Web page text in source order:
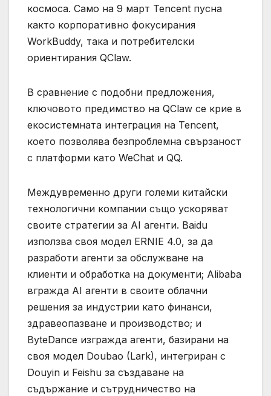
космоса. Само на 9 март Tencent пусна
както корпоративно фокусирания
WorkBuddy, така и потребителски
ориентирания QClaw.
В сравнение с подобни предложения,
ключовото предимство на QClaw се крие в
екосистемната интеграция на Tencent,
което позволява безпроблемна свързаност
с платформи като WeChat и QQ.
Междувременно други големи китайски
технологични компании също ускоряват
своите стратегии за AI агенти. Baidu
използва своя модел ERNIE 4.0, за да
разработи агенти за обслужване на
клиенти и обработка на документи; Alibaba
вгражда AI агенти в своите облачни
решения за индустрии като финанси,
здравеопазване и производство; и
ByteDance изгражда агенти, базирани на
своя модел Doubao (Lark), интегриран с
Douyin и Feishu за създаване на
съдържание и сътрудничество на